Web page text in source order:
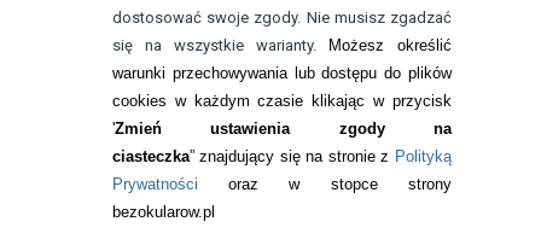
dostosować swoje zgody. Nie musisz zgadzać
się na wszystkie warianty.
Możesz określić
warunki przechowywania lub dostępu do plików
cookies w każdym czasie klikając w przycisk
'Zmień ustawienia zgody na
ciasteczka” znajdujący się na stronie z Polityką
Prywatności oraz w stopce strony
bezokularow.pl